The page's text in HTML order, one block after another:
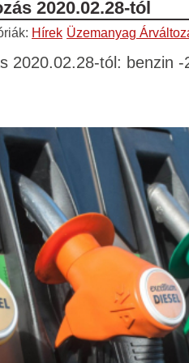
2020.02.28-tól
Hírek Üzemanyag
2020.02.28-tól: benzin